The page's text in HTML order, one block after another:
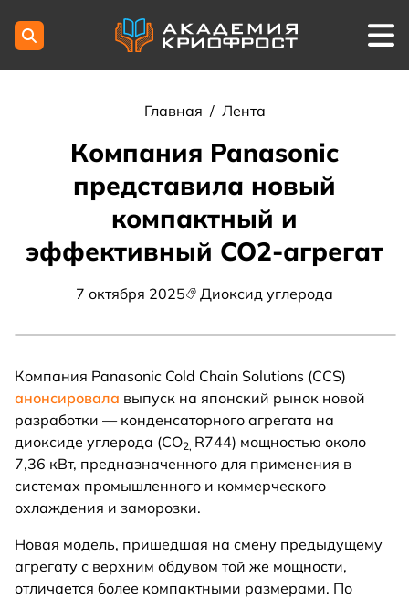
Главная / Лента
Компания Panasonic
представила новый
компактный и
эффективный CO2-агрегат
7 октября 2025 Диоксид углерода
Компания Panasonic Cold Chain Solutions (CCS)
анонсировала выпуск на японский рынок новой
разработки — конденсаторного агрегата на
диоксиде углерода (CO2, R744) мощностью около
7,36 кВт, предназначенного для применения в
системах промышленного и коммерческого
охлаждения и заморозки.
Новая модель, пришедшая на смену предыдущему
агрегату с верхним обдувом той же мощности,
отличается более компактными размерами. По